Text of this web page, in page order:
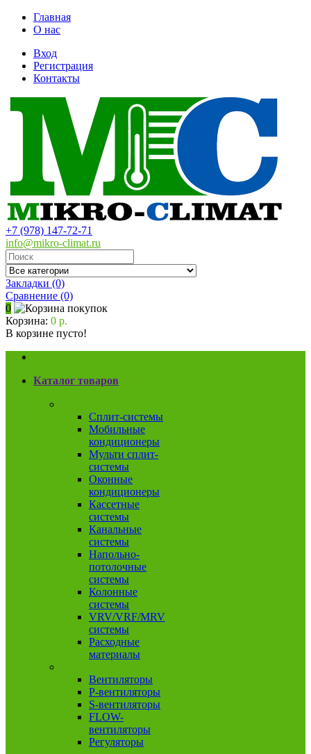
Главная
О нас
Вход
Регистрация
Контакты
+7 (978) 147-72-71
info@mikro-climat.ru
Закладки (0)
Сравнение (0)
0
Корзина: 0 р.
В корзине пусто!
Каталог товаров
Сплит-системы
Мобильные
кондиционеры
Мульти сплит-
системы
Оконные
кондиционеры
Кассетные
системы
Канальные
системы
Напольно-
потолочные
системы
Колонные
системы
VRV/VRF/MRV
системы
Расходные
материалы
Вентиляторы
P-вентиляторы
S-вентиляторы
FLOW-
вентиляторы
Регуляторы